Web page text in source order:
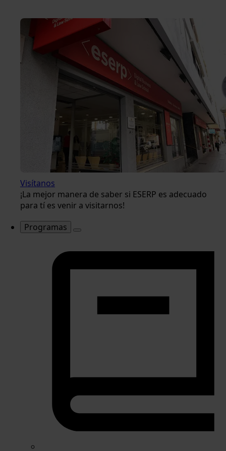
Visítanos
¡La mejor manera de saber si ESERP es adecuado
para tí es venir a visitarnos!
Programas